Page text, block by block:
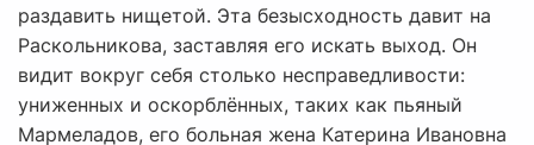
раздавить нищетой. Эта безысходность давит на
Раскольникова, заставляя его искать выход. Он
видит вокруг себя столько несправедливости:
униженных и оскорблённых, таких как пьяный
Мармеладов, его больная жена Катерина Ивановна